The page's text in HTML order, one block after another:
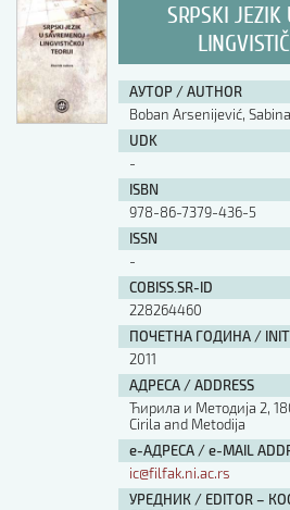
SRPSKI JEZIK
АУТОР / AUTHOR
Boban Arsenijević,
UDK
-
ISBN
978-86-7379-436-5
ISSN
-
COBISS.SR-ID
228264460
ПОЧЕТНА ГОДИНА /
2011
АДРЕСА / ADDRESS
Ћирила и Методија 2,
Cirila and Metodija
е-АДРЕСА / e-MAIL
ic@filfak.ni.ac.rs
УРЕДНИК / EDITOR –